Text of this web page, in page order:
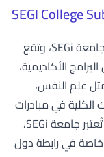
تعد كلية SEGi سوبانج جايا واحدة من فروع جامعة SEGi، وتقع
الأكاديمية،
علم النفس،
الكلية في مبادرات
مثل الفعاليات المتعلقة بالمسؤولية البيئية. تُعتبر جامعة SEGi،
من أفضل 20 جامعة خاصة في رابطة دول